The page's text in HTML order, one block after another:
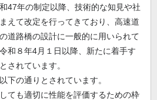
47年の制定以降、技術的な知見や社
えて改定を行ってきており、高速道
道路橋の設計に一般的に用いられて
和８年4月１日以降、新たに着手す
されています。
下の通りとされています。
ても適切に性能を評価するための枠